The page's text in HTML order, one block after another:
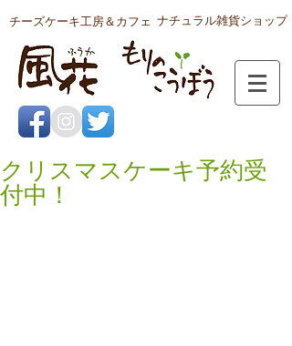
チーズケーキ工房＆カフェ ナチュラル雑貨ショップ
クリスマスケーキ予約受
付中！